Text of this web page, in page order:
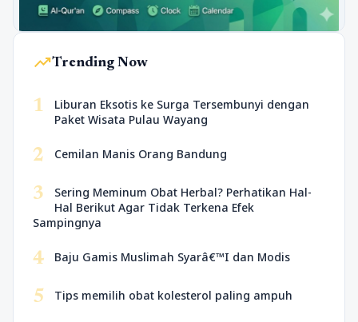
trending_upTrending Now
1
Liburan Eksotis ke Surga Tersembunyi dengan
Paket Wisata Pulau Wayang
2 Cemilan Manis Orang Bandung
3
Sering Meminum Obat Herbal? Perhatikan Hal-
Hal Berikut Agar Tidak Terkena Efek
Sampingnya
4 Baju Gamis Muslimah Syarâ€™I dan Modis
5 Tips memilih obat kolesterol paling ampuh